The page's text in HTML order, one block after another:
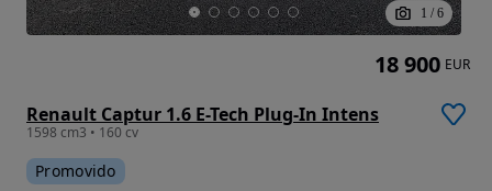
1 / 6
Renault Captur 1.6 E-Tech Plug-In Intens
1598 cm3 • 160 cv
Promovido
18 900 EUR